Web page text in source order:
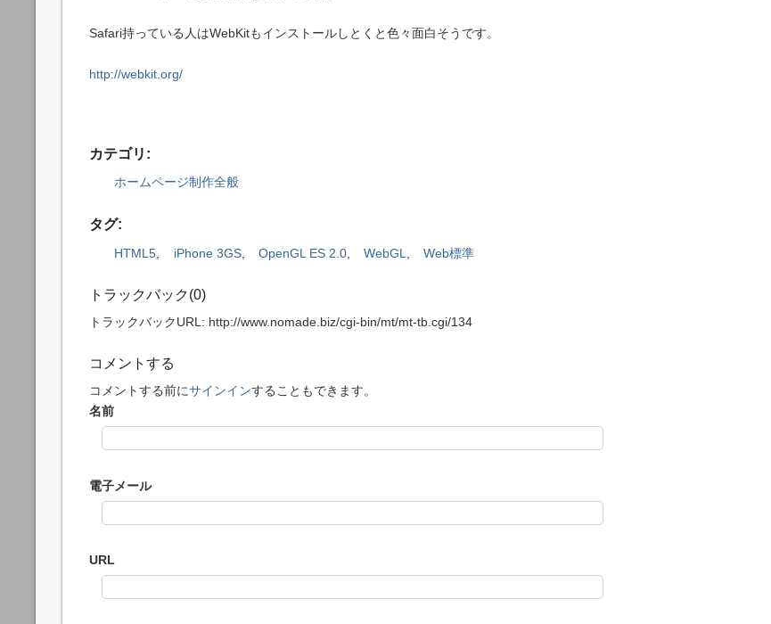
Safari持っている人はWebKitもインストールしとくと色々面白そうです。
http://webkit.org/
カテゴリ :
ホームページ制作全般
タグ:
HTML5 iPhone 3GS, OpenGL ES 2.0, WebGL Web標準
トラックバック(0)
トラックバックURL: http://www.nomade.biz/cgi-bin/mt/mt-tb.cgi/134
コメントする
コメントする前にサインインすることもできます。
名前
電子メール
URL